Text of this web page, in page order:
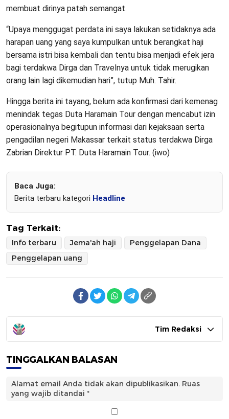
membuat dirinya patah semangat.
“Upaya menggugat perdata ini saya lakukan setidaknya ada
harapan uang yang saya kumpulkan untuk berangkat haji
bersama istri bisa kembali dan tentu bisa menjadi efek jera
bagi terdakwa Dirga dan Travelnya untuk tidak merugikan
orang lain lagi dikemudian hari”, tutup Muh. Tahir.
Hingga berita ini tayang, belum ada konfirmasi dari kemenag
menindak tegas Duta Haramain Tour dengan mencabut izin
operasionalnya begitupun informasi dari kejaksaan serta
pengadilan negeri Makassar terkait status terdakwa Dirga
Zabrian Direktur PT. Duta Haramain Tour. (iwo)
Baca Juga:
Berita terbaru kategori Headline
Tag Terkait:
Info terbaru Jema'ah haji
Penggelapan Dana
Penggelapan uang
Tim Redaksi
TINGGALKAN BALASAN
Alamat email Anda tidak akan dipublikasikan. Ruas
yang wajib ditandai *